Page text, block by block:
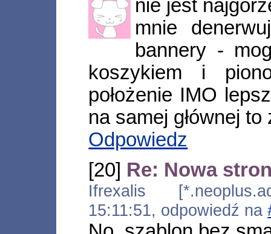
nie jest
mnie
bannery -
koszykiem i
położenie IMO
na samej głównej
Odpowiedz
[20] Re: Nowa
Ifrexalis
15:11:51, odpowiedź na